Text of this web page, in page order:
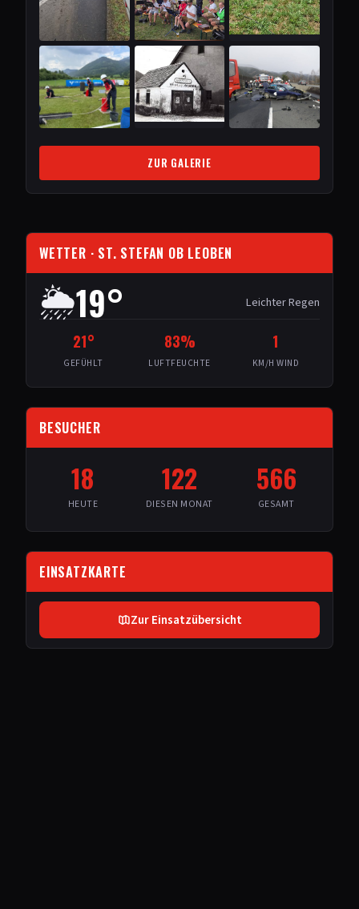
ZUR GALERIE
WETTER · ST. STEFAN OB LEOBEN
🌦️19° Leichter Regen
21°
GEFÜHLT
83%
LUFTFEUCHTE
1
KM/H WIND
BESUCHER
18
HEUTE
122
DIESEN MONAT
566
GESAMT
EINSATZKARTE
Zur Einsatzübersicht